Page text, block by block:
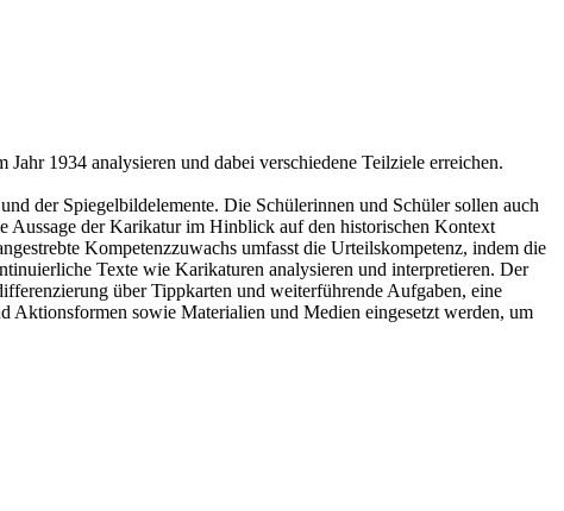
1934 analysieren und dabei verschiedene Teilziele erreichen.
der Spiegelbildelemente. Die Schülerinnen und Schüler sollen auch
Aussage der Karikatur im Hinblick auf den historischen Kontext
Kompetenzzuwachs umfasst die Urteilskompetenz, indem die
Texte wie Karikaturen analysieren und interpretieren. Der
über Tippkarten und weiterführende Aufgaben, eine
Aktionsformen sowie Materialien und Medien eingesetzt werden, um